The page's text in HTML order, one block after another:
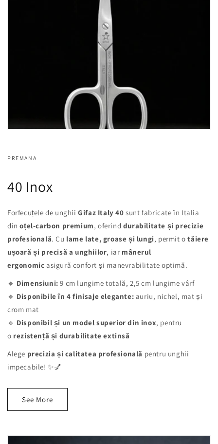
PREMANA
40 Inox
Forfecuțele de unghiiGifaz Italy 40 sunt fabricate în Italia
dinoțel-carbon premium, oferind durabilitate și precizie
profesională. Cu lame late, groase și lungi, permit otăiere
ușoară și precisă a unghiilor, iar mânerul
ergonomic asigură confort și manevrabilitate optimă.
🔹 Dimensiuni: 9 cm lungime totală, 2,5 cm lungime vârf
🔹 Disponibile în 4 finisaje elegante: auriu, nichel, mat și
crom mat
🔹 Disponibil și un model superior din inox, pentru
o rezistență și durabilitate extinsă
Alege precizia și calitatea profesională pentru unghii
impecabile! ✨💅
See More